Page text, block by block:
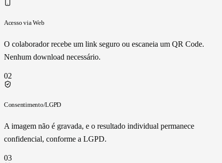
Acesso via Web
O colaborador recebe um link seguro ou escaneia um QR Code.
Nenhum download necessário.
02
Consentimento/LGPD
A imagem não é gravada, e o resultado individual permanece
confidencial, conforme a LGPD.
03